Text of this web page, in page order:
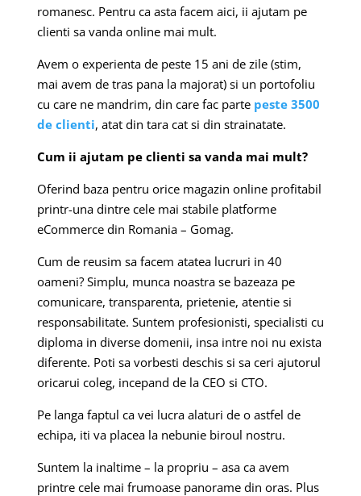
romanesc. Pentru ca asta facem aici, ii ajutam pe
clienti sa vanda online mai mult.
Avem o experienta de peste 15 ani de zile (stim,
mai avem de tras pana la majorat) si un portofoliu
cu care ne mandrim, din care fac parte peste 3500
de clienti, atat din tara cat si din strainatate.
Cum ii ajutam pe clienti sa vanda mai mult?
Oferind baza pentru orice magazin online profitabil
printr-una dintre cele mai stabile platforme
eCommerce din Romania – Gomag.
Cum de reusim sa facem atatea lucruri in 40
oameni? Simplu, munca noastra se bazeaza pe
comunicare, transparenta, prietenie, atentie si
responsabilitate. Suntem profesionisti, specialisti cu
diploma in diverse domenii, insa intre noi nu exista
diferente. Poti sa vorbesti deschis si sa ceri ajutorul
oricarui coleg, incepand de la CEO si CTO.
Pe langa faptul ca vei lucra alaturi de o astfel de
echipa, iti va placea la nebunie biroul nostru.
Suntem la inaltime – la propriu – asa ca avem
printre cele mai frumoase panorame din oras. Plus